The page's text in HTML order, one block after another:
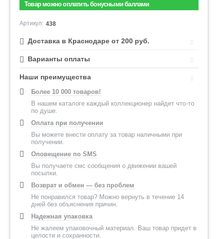
Товар можно оплатить бонусными баллами
Артикул: 438
Доставка в Краснодаре от 200 руб.
Варианты оплаты
Наши преимущества
Более 10 000 товаров!
В нашем каталоге каждый коллекционер найдет что-то
по душе.
Оплата при получении
Вы можете внести оплату за товар наличными при
получении.
Оповещение по SMS
Вы получаете смс сообщения о движении вашей
посылки.
Возврат и обмен — без проблем
Не понравился товар? Можно вернуть в течение 14
дней без объяснения причин.
Надежная упаковка
Не жалеем упаковочный материал. Ваш товар придет в
целости и сохранности.